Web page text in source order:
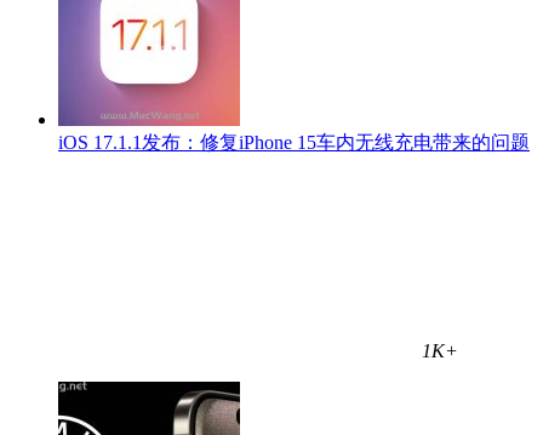
iOS 17.1.1发布：修复iPhone 15车内无线充电带来的问题
1K+